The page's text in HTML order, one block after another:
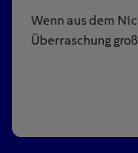
Wenn aus dem
Überraschung